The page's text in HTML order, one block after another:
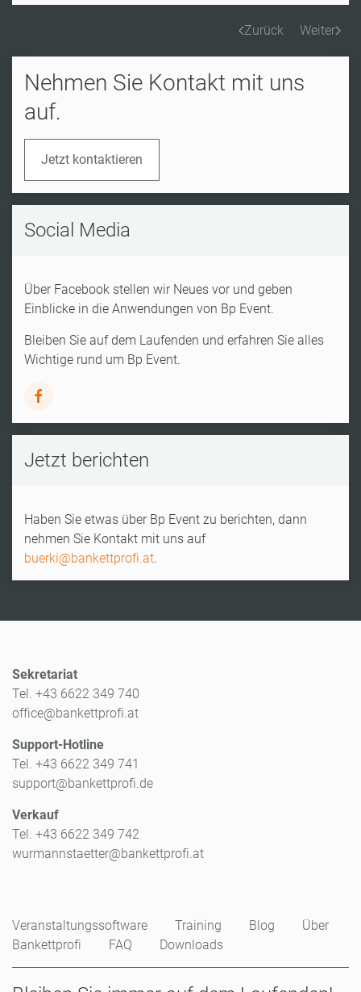
Zurück Weiter
Nehmen Sie Kontakt mit uns
auf.
Jetzt kontaktieren
Social Media
Über Facebook stellen wir Neues vor und geben
Einblicke in die Anwendungen von Bp Event.
Bleiben Sie auf dem Laufenden und erfahren Sie alles
Wichtige rund um Bp Event.
Jetzt berichten
Haben Sie etwas über Bp Event zu berichten, dann
nehmen Sie Kontakt mit uns auf
buerki@bankettprofi.at.
Sekretariat
Tel. +43 6622 349 740
office@bankettprofi.at
Support-Hotline
Tel. +43 6622 349 741
support@bankettprofi.de
Verkauf
Tel. +43 6622 349 742
wurmannstaetter@bankettprofi.at
Veranstaltungssoftware Training Blog
Über
Bankettprofi
FAQ Downloads